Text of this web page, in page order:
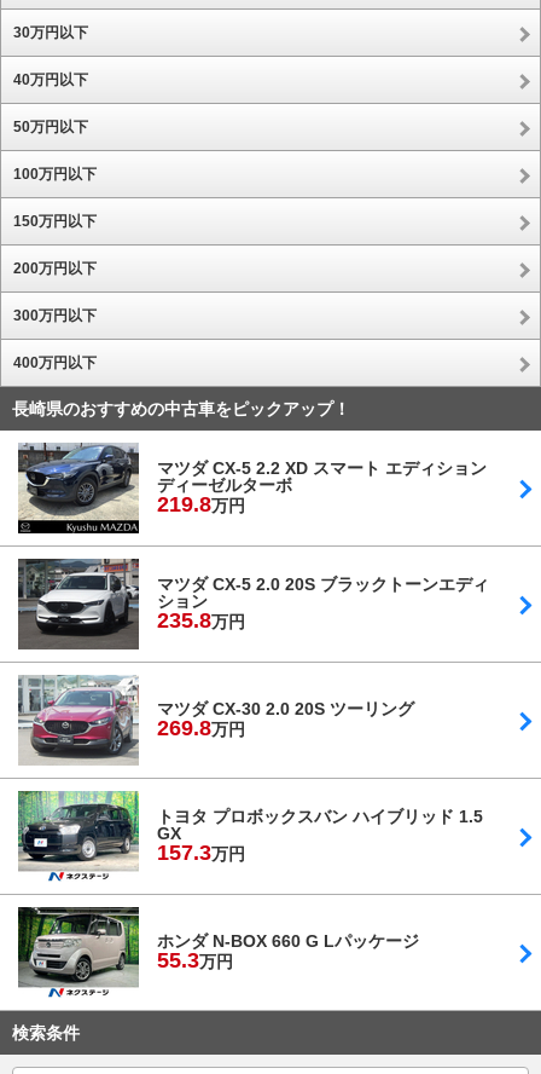
30万円以下
40万円以下
50万円以下
100万円以下
150万円以下
200万円以下
300万円以下
400万円以下
長崎県のおすすめの中古車をピックアップ！
マツダ CX-5 2.2 XD スマート エディション
ディーゼルターボ
219.8万円
マツダ CX-5 2.0 20S ブラックトーンエディ
ション
235.8万円
マツダ CX-30 2.0 20S ツーリング
269.8万円
トヨタ プロボックスバン ハイブリッド 1.5
GX
157.3万円
ホンダ N-BOX 660 G Lパッケージ
55.3万円
検索条件